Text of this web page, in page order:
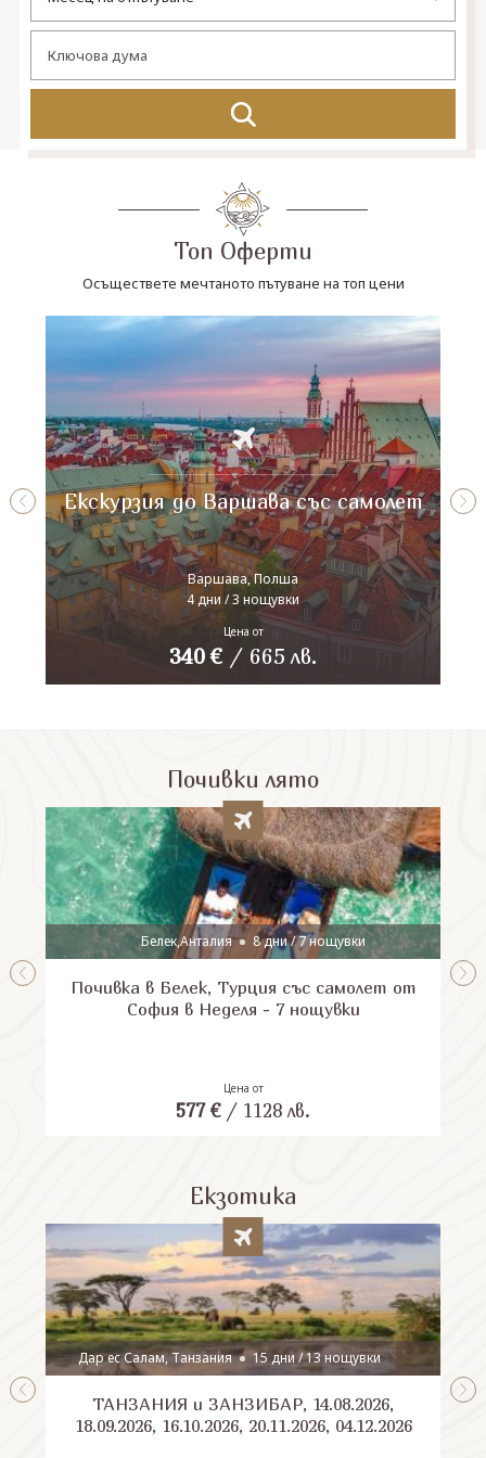
Топ Оферти
Осъществете мечтаното пътуване на топ цени
Екскурзия до Варшава със самолет
Варшава, Полша
4 дни / 3 нощувки
Цена от
340 € / 665 лв.
Почивки лято
Белек,Анталия 8 дни / 7 нощувки
Почивка в Белек, Турция със самолет от
София в Неделя - 7 нощувки
Цена от
577 €/ 1128 лв.
Екзотика
Дар ес Салам, Танзания 15 дни / 13 нощувки
ТАНЗАНИЯ и ЗАНЗИБАР, 14.08.2026,
18.09.2026, 16.10.2026, 20.11.2026, 04.12.2026